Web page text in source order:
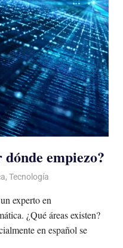
empiezo?
, Tecnología
experto en
¿Qué áreas existen?
en español se